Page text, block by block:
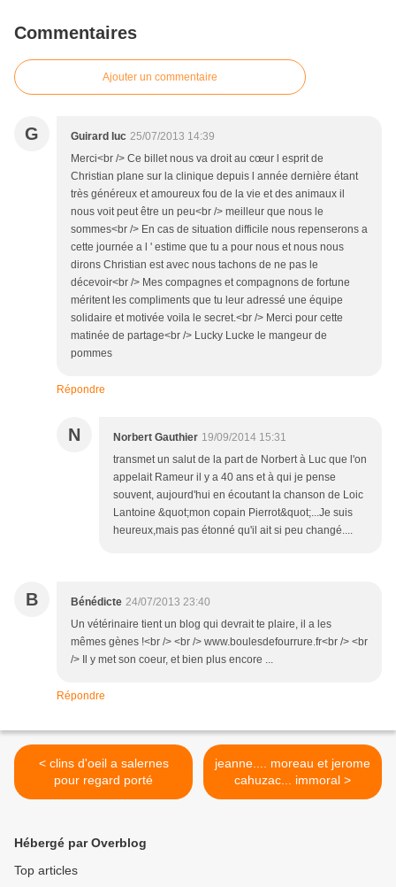
Commentaires
Ajouter un commentaire
G Guirard luc 25/07/2013 14:39
Merci<br /> Ce billet nous va droit au cœur l esprit de
Christian plane sur la clinique depuis l année dernière étant
très généreux et amoureux fou de la vie et des animaux il
nous voit peut être un peu<br /> meilleur que nous le
sommes<br /> En cas de situation difficile nous repenserons a
cette journée a l ' estime que tu a pour nous et nous nous
dirons Christian est avec nous tachons de ne pas le
décevoir<br /> Mes compagnes et compagnons de fortune
méritent les compliments que tu leur adressé une équipe
solidaire et motivée voila le secret.<br /> Merci pour cette
matinée de partage<br /> Lucky Lucke le mangeur de
pommes
Répondre
N Norbert Gauthier 19/09/2014 15:31
transmet un salut de la part de Norbert à Luc que l'on
appelait Rameur il y a 40 ans et à qui je pense
souvent, aujourd'hui en écoutant la chanson de Loic
Lantoine &quot;mon copain Pierrot&quot;...Je suis
heureux,mais pas étonné qu'il ait si peu changé....
B Bénédicte 24/07/2013 23:40
Un vétérinaire tient un blog qui devrait te plaire, il a les
mêmes gènes !<br /> <br /> www.boulesdefourrure.fr<br /> <br
/> Il y met son coeur, et bien plus encore ...
Répondre
< clins d'oeil a salernes
pour regard porté
jeanne.... moreau et jerome
cahuzac... immoral >
Hébergé par Overblog
Top articles